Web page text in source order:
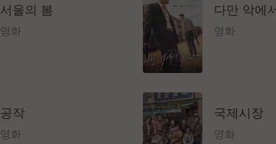
서울의 봄
영화
다만 악에
영화
공작
영화
국제시장
영화